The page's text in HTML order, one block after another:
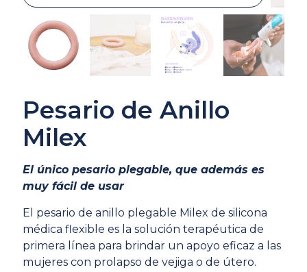
Pesario de Anillo
Milex
El único pesario plegable, que además es
muy fácil de usar
El pesario de anillo plegable Milex de silicona
médica flexible es la solución terapéutica de
primera línea para brindar un apoyo eficaz a las
mujeres con prolapso de vejiga o de útero.